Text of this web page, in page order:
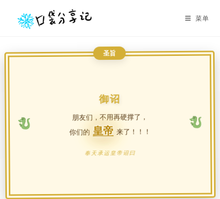
菜单
圣旨
御诏
朋友们，不用再硬撑了，
你们的 皇帝 来了！！！
奉天承运皇帝诏曰